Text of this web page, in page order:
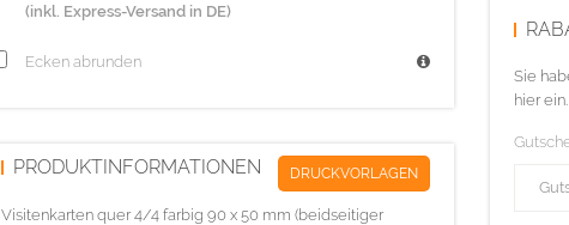
(inkl. Express-Versand in DE)
Ecken abrunden
PRODUKTINFORMATIONEN DRUCKVORLAGEN
Visitenkarten quer 4/4 farbig 90 x 50 mm (beidseitiger
Sie
hier ein.